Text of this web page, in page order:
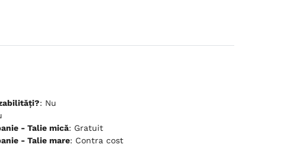
: Nu
Acceptă animale de companie - Talie mică
: Gratuit
Acceptă animale de companie - Talie mare
: Contra cost